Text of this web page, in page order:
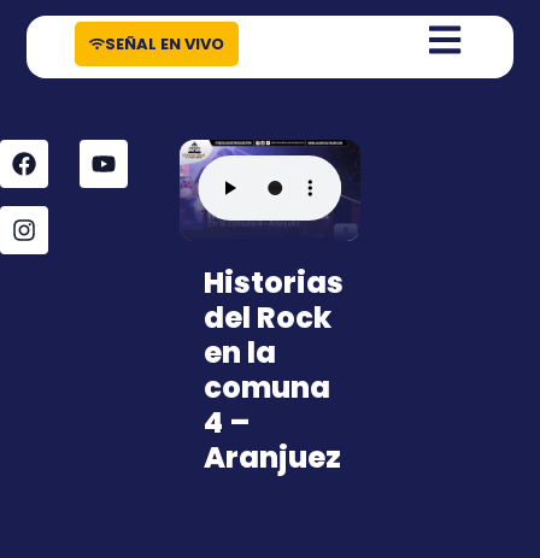
contenido
SEÑAL EN VIVO
Historias
del Rock
en la
comuna
4 –
Aranjuez